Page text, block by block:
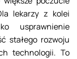
lekarzy z kolei
usprawnienie
stałego rozwoju
technologii. To